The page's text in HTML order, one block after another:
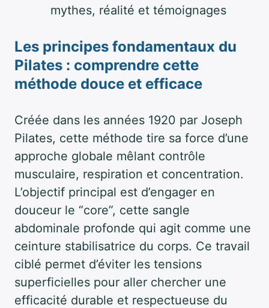
mythes, réalité et témoignages
Les principes fondamentaux du
Pilates : comprendre cette
méthode douce et efficace
Créée dans les années 1920 par Joseph
Pilates, cette méthode tire sa force d’une
approche globale mêlant contrôle
musculaire, respiration et concentration.
L’objectif principal est d’engager en
douceur le “core”, cette sangle
abdominale profonde qui agit comme une
ceinture stabilisatrice du corps. Ce travail
ciblé permet d’éviter les tensions
superficielles pour aller chercher une
efficacité durable et respectueuse du